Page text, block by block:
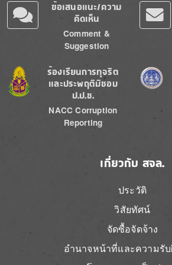
ข้อเสนอแนะ/ความ
คิดเห็น
Comment &
Suggestion
Image
ร้องเรียนการทุจริต
และประพฤติมิชอบ
ป.ป.ช.
NACC Corruption
Reporting
Image
เกี่ยวกับ สจล.
ประวัติ
วิสัยทัศน์
จัดซื้อจัดจ้าง
อำนาจหน้าที่และความรั